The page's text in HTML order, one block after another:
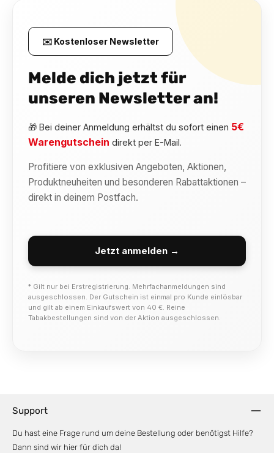
✉️ Kostenloser Newsletter
Melde dich jetzt für
unseren Newsletter an!
🎁 Bei deiner Anmeldung erhältst du sofort einen 5€
Warengutschein direkt per E-Mail.
Profitiere von exklusiven Angeboten, Aktionen,
Produktneuheiten und besonderen Rabattaktionen –
direkt in deinem Postfach.
Jetzt anmelden →
* Gilt nur bei Erstregistrierung. Mehrfachanmeldungen sind
ausgeschlossen. Der Gutschein ist einmal pro Kunde einlösbar
und gilt ab einem Einkaufswert von 40 €. Reine
Tabakbestellungen sind von der Aktion ausgeschlossen.
Support
Du hast eine Frage rund um deine Bestellung oder benötigst Hilfe?
Dann sind wir hier für dich da!